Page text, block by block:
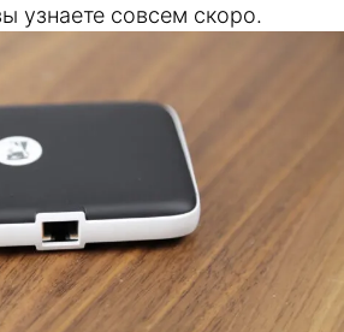
узнаете совсем скоро.